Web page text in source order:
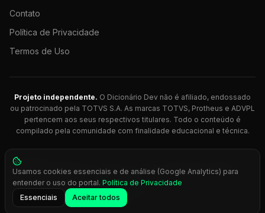
Contato
Política de Privacidade
Termos de Uso
Projeto independente. O Dicionário Dev não é afiliado, endossado
ou patrocinado pela TOTVS S.A. As marcas TOTVS, Protheus e ADVPL
pertencem aos seus respectivos titulares. Todo o conteúdo é
compilado pela comunidade com finalidade educacional e técnica.
© 2026 Dicionário Dev. Feito com 💚 para desenvolvedores
Protheus.
Press Ctrl+K
Usamos cookies essenciais e de análise (Google Analytics) para
entender o uso do portal. Política de Privacidade
Essenciais
Aceitar todos